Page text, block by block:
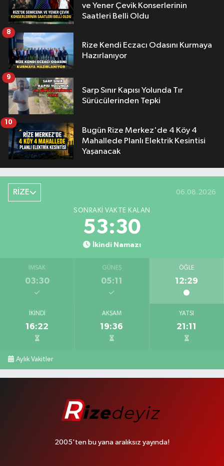
ve Yener Çevik Konserlerinin
Saatleri Belli Oldu
Rize Kendi Eczacı Odasını Kurmaya
Hazırlanıyor
8
Sarp Sınır Kapısı Yolunda Tır
Sürücülerinden Tepki
9
Bugün Rize Merkez'de 4 Köy 4
Mahallede Planlı Elektrik Kesintisi
Yaşanacak
10
RİZE 06.08.2026
SONRAKI VAKTE KALAN
53:30
İkindi Namazı
İMSAK
03:30
GÜNEŞ
05:11
ÖĞLE
12:29
İKINDI
16:22
AKŞAM
19:36
YATSI
21:11
Aylık Vakitler
2005'ten bu yana aralıksız yayında!